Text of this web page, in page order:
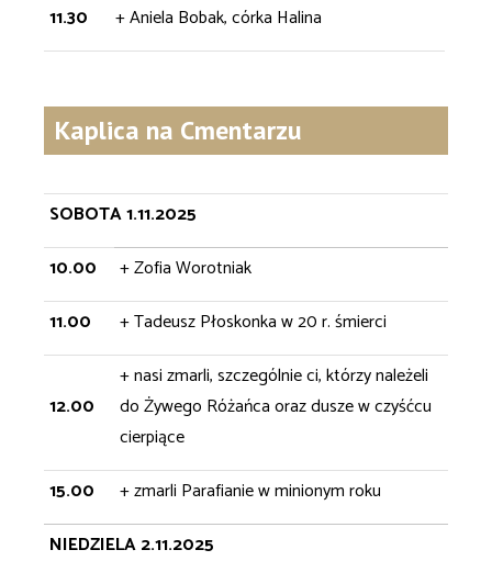
11.30
+ Aniela Bobak, córka Halina
Kaplica na Cmentarzu
SOBOTA 1.11.2025
10.00
+ Zofia Worotniak
11.00
+ Tadeusz Płoskonka w 20 r. śmierci
12.00
+ nasi zmarli, szczególnie ci, którzy należeli
do Żywego Różańca oraz dusze w czyśćcu
cierpiące
15.00
+ zmarli Parafianie w minionym roku
NIEDZIELA 2.11.2025